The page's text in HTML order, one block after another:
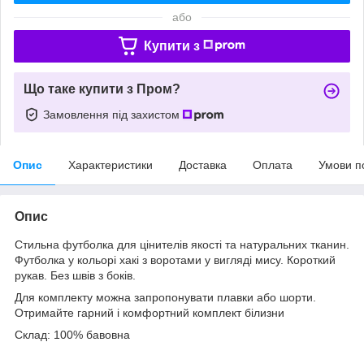
або
Купити з
Що таке купити з Пром?
Замовлення під захистом
Опис Характеристики Доставка Оплата Умови
Опис
Стильна футболка для цінителів якості та натуральних тканин.
Футболка у кольорі хакі з воротами у вигляді мису. Короткий
рукав. Без швів з боків.
Для комплекту можна запропонувати плавки або шорти.
Отримайте гарний і комфортний комплект білизни
Склад: 100% бавовна